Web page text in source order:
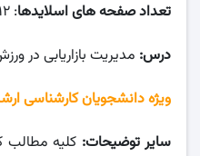
تعداد صفحه های اسلایدها: ۱۲
درس: مدیریت بازاریابی در
ویژه دانشجویان کارشناسی
سایر توضیحات: کلیه مطالب